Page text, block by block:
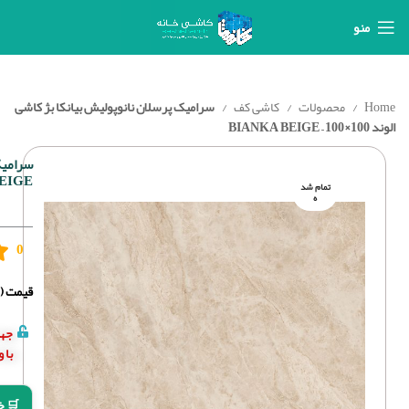
منو
Home محصولات کاشی کف سرامیک پرسلان نانوپولیش بیانکا بژ کاشی
الوند 100×100 – BIANKA BEIGE
تمام شد
ه
0
قیمت